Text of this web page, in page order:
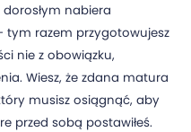
nabiera
tym razem przygotowujesz
nie z obowiązku,
Wiesz, że zdana matura
musisz osiągnąć, aby
przed sobą postawiłeś.